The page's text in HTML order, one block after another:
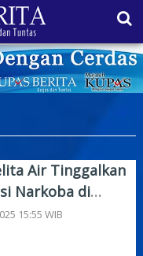
Air Tinggalkan
Narkoba di
15:55 WIB